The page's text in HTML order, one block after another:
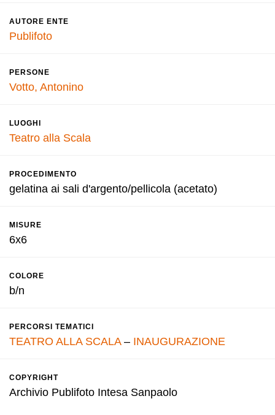
AUTORE ENTE
Publifoto
PERSONE
Votto, Antonino
LUOGHI
Teatro alla Scala
PROCEDIMENTO
gelatina ai sali d'argento/pellicola (acetato)
MISURE
6x6
COLORE
b/n
PERCORSI TEMATICI
TEATRO ALLA SCALA– INAUGURAZIONE
COPYRIGHT
Archivio Publifoto Intesa Sanpaolo